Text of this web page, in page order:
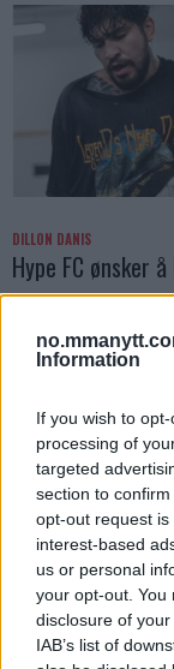
Information
If you wish to
processing of
targeted
section to
opt-out request
interest-based
us or personal
your opt-out. You
disclosure of
IAB’s list of
DILLON DANIS
Hype FC ønsker